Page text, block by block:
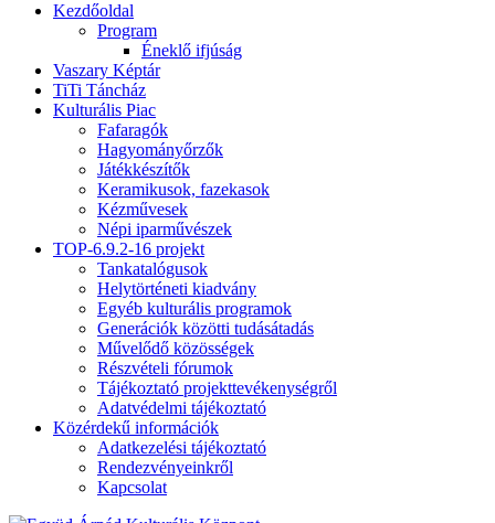
Kezdőoldal
Program
Éneklő ifjúság
Vaszary Képtár
TiTi Táncház
Kulturális Piac
Fafaragók
Hagyományőrzők
Játékkészítők
Keramikusok, fazekasok
Kézművesek
Népi iparművészek
TOP-6.9.2-16 projekt
Tankatalógusok
Helytörténeti kiadvány
Egyéb kulturális programok
Generációk közötti tudásátadás
Művelődő közösségek
Részvételi fórumok
Tájékoztató projekttevékenységről
Adatvédelmi tájékoztató
Közérdekű információk
Adatkezelési tájékoztató
Rendezvényeinkről
Kapcsolat